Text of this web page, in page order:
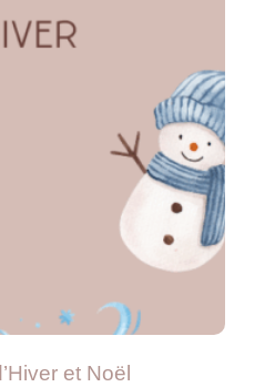
et Noël